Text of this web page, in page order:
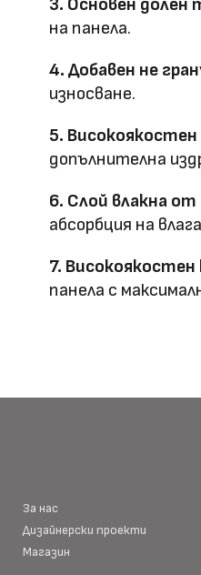
ефективност
Клас на
Предимства
снаждане
Материал \\
Повърхностна
3. Основен долен
на панела.
4. Добавен не
износване.
5.
допълнителна
6. Слой влакна
абсорбция на
7.
панела с
За нас
Дизайнерски проекти
Магазин